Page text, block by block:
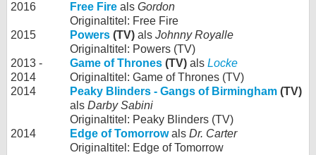
2016
Free Fire als Gordon
Originaltitel: Free Fire
2015
Powers (TV) als Johnny Royalle
Originaltitel: Powers (TV)
2013 -
2014
Game of Thrones (TV) als Locke
Originaltitel: Game of Thrones (TV)
2014
Peaky Blinders - Gangs of Birmingham (TV)
als Darby Sabini
Originaltitel: Peaky Blinders (TV)
2014
Edge of Tomorrowals Dr. Carter
Originaltitel: Edge of Tomorrow